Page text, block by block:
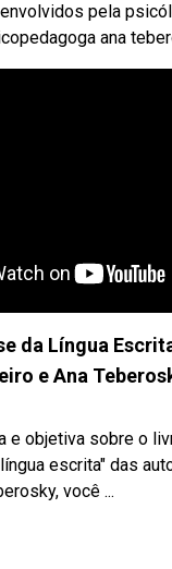
pela
ana
da Língua
e Ana
e objetiva sobre o
escrita" das
você ...